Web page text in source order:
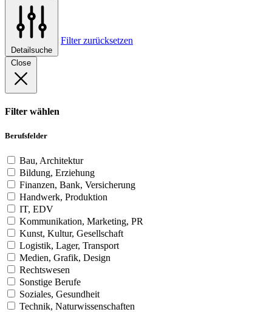
Detailsuche
Filter zurücksetzen
Close
Filter wählen
Berufsfelder
Bau, Architektur
Bildung, Erziehung
Finanzen, Bank, Versicherung
Handwerk, Produktion
IT, EDV
Kommunikation, Marketing, PR
Kunst, Kultur, Gesellschaft
Logistik, Lager, Transport
Medien, Grafik, Design
Rechtswesen
Sonstige Berufe
Soziales, Gesundheit
Technik, Naturwissenschaften